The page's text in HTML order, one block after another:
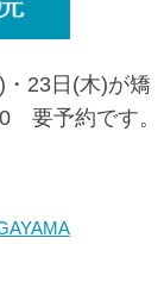
23日(木)が矯
要予約です。